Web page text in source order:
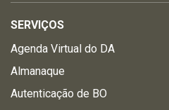
SERVIÇOS
Agenda Virtual do DA
Almanaque
Autenticação de BO